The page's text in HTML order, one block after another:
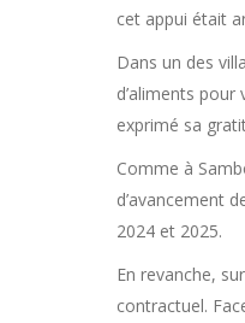
cet appui était
Dans un des
d’aliments
exprimé sa
Comme à
d’avancement
2024 et 2025.
En revanche,
contractuel.